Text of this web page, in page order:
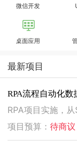
微信开发
桌面应用
最新项目
RPA流程自动化
项目预算： 待商议